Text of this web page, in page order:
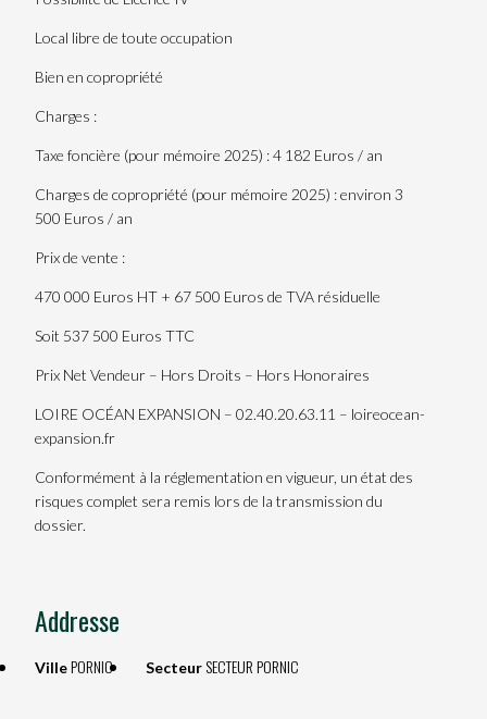
Local libre de toute occupation
Bien en copropriété
Charges :
Taxe foncière (pour mémoire 2025) : 4 182 Euros / an
Charges de copropriété (pour mémoire 2025) : environ 3
500 Euros / an
Prix de vente :
470 000 Euros HT + 67 500 Euros de TVA résiduelle
Soit 537 500 Euros TTC
Prix Net Vendeur – Hors Droits – Hors Honoraires
LOIRE OCÉAN EXPANSION – 02.40.20.63.11 – loireocean-
expansion.fr
Conformément à la réglementation en vigueur, un état des
risques complet sera remis lors de la transmission du
dossier.
Addresse
VillePORNIC Secteur SECTEUR PORNIC